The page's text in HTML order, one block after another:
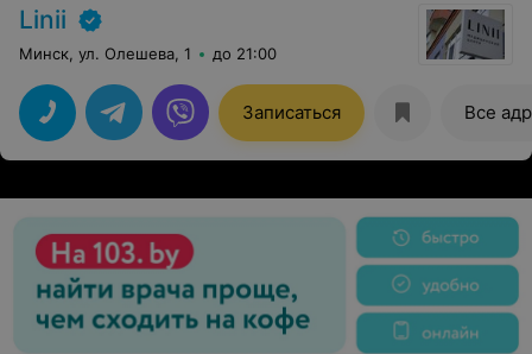
Linii
Минск, ул. Олешева, 1 до 21:00
Записаться Все